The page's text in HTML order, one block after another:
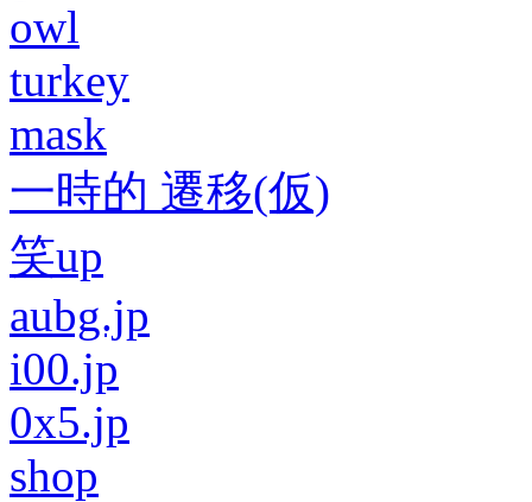
owl
turkey
mask
一時的 遷移(仮)
笑up
aubg.jp
i00.jp
0x5.jp
shop